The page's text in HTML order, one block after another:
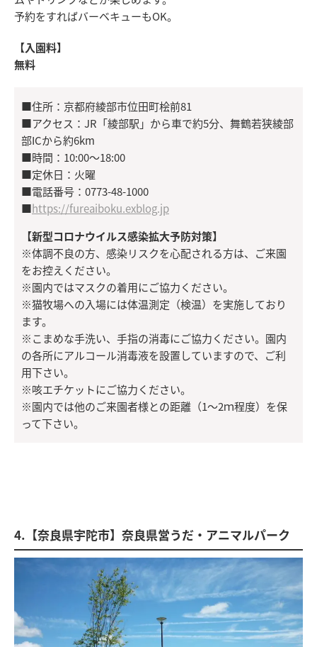
予約をすればバーベキューもOK。
【入園料】
無料
■住所：京都府綾部市位田町桧前81
■アクセス：JR「綾部駅」から車で約5分、舞鶴若狭綾部
部ICから約6km
■時間：10:00〜18:00
■定休日：火曜
■電話番号：0773-48-1000
■https://fureaiboku.exblog.jp
【新型コロナウイルス感染拡大予防対策】
※体調不良の方、感染リスクを心配される方は、ご来園
をお控えください。
※園内ではマスクの着用にご協力ください。
※猫牧場への入場には体温測定（検温）を実施しており
ます。
※こまめな手洗い、手指の消毒にご協力ください。園内
の各所にアルコール消毒液を設置していますので、ご利
用下さい。
※咳エチケットにご協力ください。
※園内では他のご来園者様との距離（1～2ｍ程度）を保
って下さい。
4.【奈良県宇陀市】奈良県営うだ・アニマルパーク